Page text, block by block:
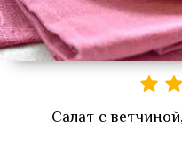
Салат с